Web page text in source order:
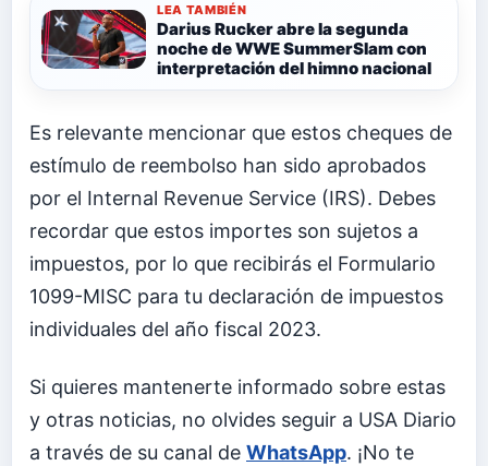
LEA TAMBIÉN
Darius Rucker abre la segunda
noche de WWE SummerSlam con
interpretación del himno nacional
Es relevante mencionar que estos cheques de
estímulo de reembolso han sido aprobados
por el Internal Revenue Service (IRS). Debes
recordar que estos importes son sujetos a
impuestos, por lo que recibirás el Formulario
1099-MISC para tu declaración de impuestos
individuales del año fiscal 2023.
Si quieres mantenerte informado sobre estas
y otras noticias, no olvides seguir a USA Diario
a través de su canal de WhatsApp. ¡No te